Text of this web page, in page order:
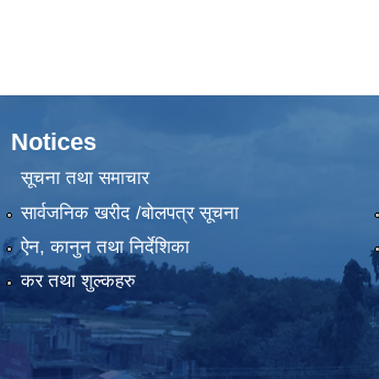
Notices
सूचना तथा समाचार
सार्वजनिक खरीद /बोलपत्र सूचना
ऐन, कानुन तथा निर्देशिका
कर तथा शुल्कहरु